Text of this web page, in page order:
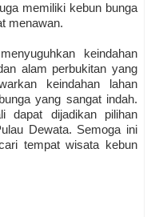
memiliki kebun bunga
menawan.
keindahan
alam perbukitan yang
keindahan lahan
yang sangat indah.
dapat dijadikan pilihan
Dewata. Semoga ini
tempat wisata kebun